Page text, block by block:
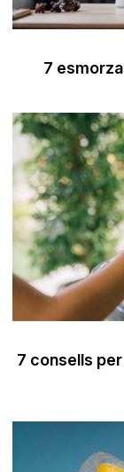
7
7 consells